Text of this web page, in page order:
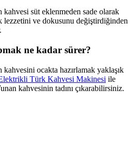
kahvesi süt eklenmeden sade olarak
ve dokusunu değiştirdiğinden
ne kadar sürer?
ocakta hazırlamak yaklaşık
Türk Kahvesi Makinesi ile
kahvesinin tadını çıkarabilirsiniz.